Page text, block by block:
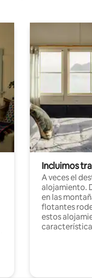
Incluimos
A veces el
alojamiento.
en las
flotantes
estos